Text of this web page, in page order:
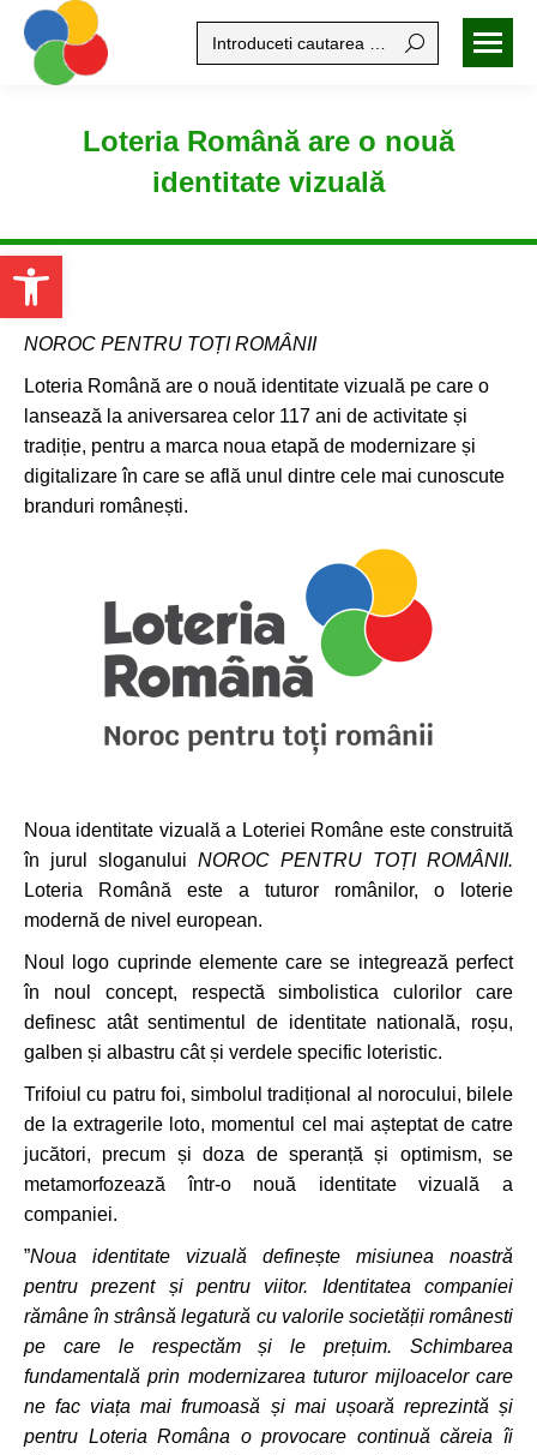
Open toolbar
Search:
Loteria Română are o nouă
identitate vizuală
NOROC PENTRU TOȚI ROMÂNII
Loteria Română are o nouă identitate vizuală pe care o
lansează la aniversarea celor 117 ani de activitate și
tradiție, pentru a marca noua etapă de modernizare și
digitalizare în care se află unul dintre cele mai cunoscute
branduri românești.
Noua identitate vizuală a Loteriei Române este construită
în jurul sloganului NOROC PENTRU TOȚI ROMÂNII.
Loteria Română este a tuturor românilor, o loterie
modernă de nivel european.
Noul logo cuprinde elemente care se integrează perfect
în noul concept, respectă simbolistica culorilor care
definesc atât sentimentul de identitate natională, roșu,
galben și albastru cât și verdele specific loteristic.
Trifoiul cu patru foi, simbolul tradițional al norocului, bilele
de la extragerile loto, momentul cel mai așteptat de catre
jucători, precum și doza de speranță și optimism, se
metamorfozează într-o nouă identitate vizuală a
companiei.
”Noua identitate vizuală definește misiunea noastră
pentru prezent și pentru viitor. Identitatea companiei
rămâne în strânsă legatură cu valorile societății românesti
pe care le respectăm și le prețuim. Schimbarea
fundamentală prin modernizarea tuturor mijloacelor care
ne fac viața mai frumoasă și mai ușoară reprezintă și
pentru Loteria Româna o provocare continuă căreia îi